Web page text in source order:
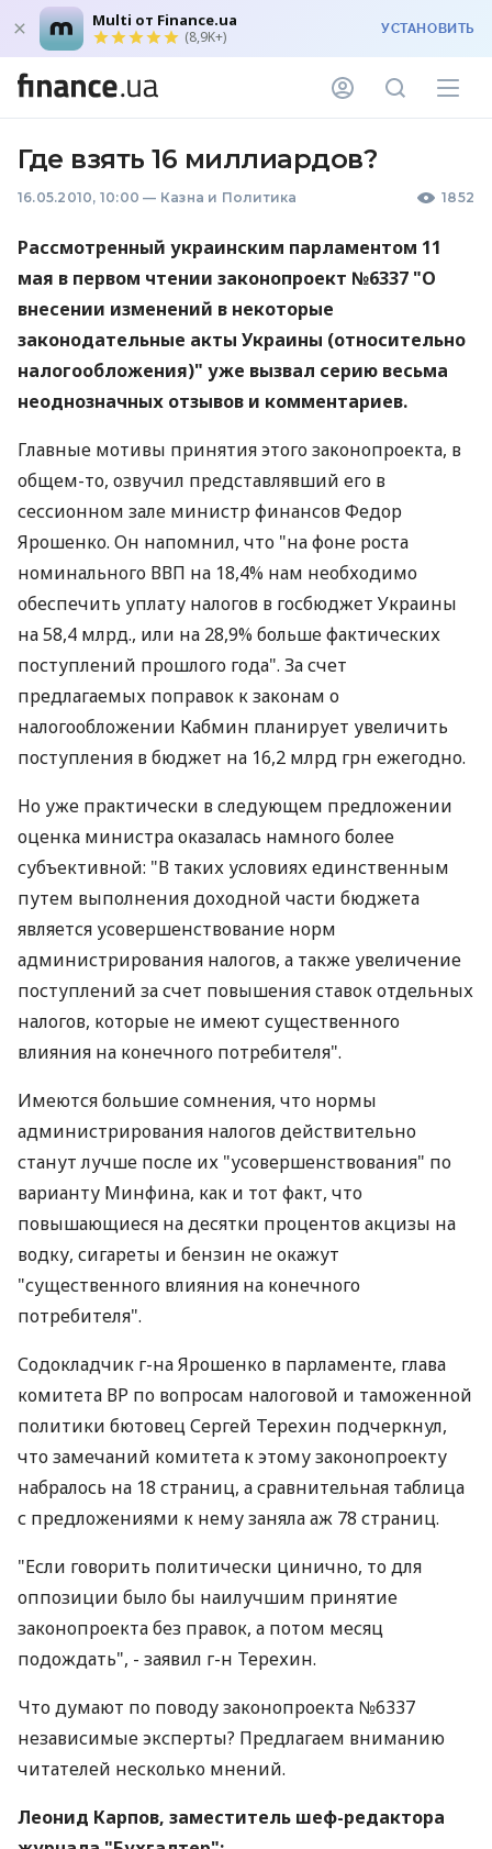
Multi от Finance.ua
(8,9K+) УСТАНОВИТЬ
Где взять 16 миллиардов?
16.05.2010, 10:00 — Казна и Политика 1852
Рассмотренный украинским парламентом 11
мая в первом чтении законопроект №6337 "О
внесении изменений в некоторые
законодательные акты Украины (относительно
налогообложения)" уже вызвал серию весьма
неоднозначных отзывов и комментариев.
Главные мотивы принятия этого законопроекта, в
общем-то, озвучил представлявший его в
сессионном зале министр финансов Федор
Ярошенко. Он напомнил, что "на фоне роста
номинального ВВП на 18,4% нам необходимо
обеспечить уплату налогов в госбюджет Украины
на 58,4 млрд., или на 28,9% больше фактических
поступлений прошлого года". За счет
предлагаемых поправок к законам о
налогообложении Кабмин планирует увеличить
поступления в бюджет на 16,2 млрд грн ежегодно.
Но уже практически в следующем предложении
оценка министра оказалась намного более
субъективной: "В таких условиях единственным
путем выполнения доходной части бюджета
является усовершенствование норм
администрирования налогов, а также увеличение
поступлений за счет повышения ставок отдельных
налогов, которые не имеют существенного
влияния на конечного потребителя".
Имеются большие сомнения, что нормы
администрирования налогов действительно
станут лучше после их "усовершенствования" по
варианту Минфина, как и тот факт, что
повышающиеся на десятки процентов акцизы на
водку, сигареты и бензин не окажут
"существенного влияния на конечного
потребителя".
Содокладчик г-на Ярошенко в парламенте, глава
комитета ВР по вопросам налоговой и таможенной
политики бютовец Сергей Терехин подчеркнул,
что замечаний комитета к этому законопроекту
набралось на 18 страниц, а сравнительная таблица
с предложениями к нему заняла аж 78 страниц.
"Если говорить политически цинично, то для
оппозиции было бы наилучшим принятие
законопроекта без правок, а потом месяц
подождать", - заявил г-н Терехин.
Что думают по поводу законопроекта №6337
независимые эксперты? Предлагаем вниманию
читателей несколько мнений.
Леонид Карпов, заместитель шеф-редактора